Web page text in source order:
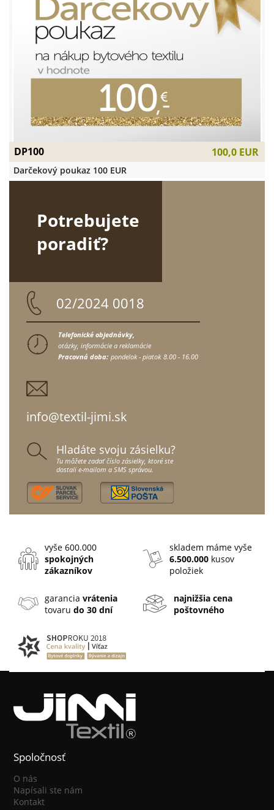
DP100 100,0 EUR
Darčekový poukaz 100 EUR
Potrebujete
poradiť?
02/2024 0018
Telefonické objednávky,
otázky, informácie a reklamácie
Pracovná doba: pondelok - piatok 8.00 - 16.00
info@textil-jimi.sk
Hladáte svoju zásielku?
Tu môžete zadať číslo zásielky, ktoré ste
dostali e-mailom a SMS správou.
vyše 600.000
spokojných
zákazníkov
skladem máme vyše
6.500.000 kusov
položiek
garanciavrátenia
tovarudo 30 dní
najnižšia cena
poštovného
Spoločnosť
O nás
Napísali ste nám
Kontakt